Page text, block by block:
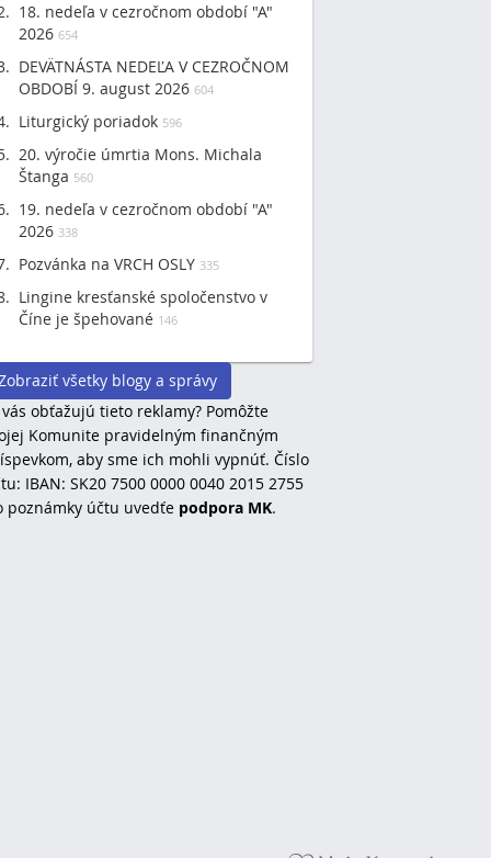
18. nedeľa v cezročnom období "A"
2026 654
DEVÄTNÁSTA NEDEĽA V CEZROČNOM
OBDOBÍ 9. august 2026 604
Liturgický poriadok 596
20. výročie úmrtia Mons. Michala
Štanga 560
19. nedeľa v cezročnom období "A"
2026 338
Pozvánka na VRCH OSLY 335
Lingine kresťanské spoločenstvo v
Číne je špehované 146
všetky blogy a správy
obťažujú tieto reklamy? Pomôžte
Komunite pravidelným finančným
aby sme ich mohli vypnúť. Číslo
IBAN: SK20 7500 0000 0040 2015 2755
poznámky účtu uvedťe podpora MK.